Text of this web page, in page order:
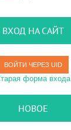
ВХОД НА САЙТ
ВОЙТИ ЧЕРЕЗ UID
форма входа
НОВОЕ